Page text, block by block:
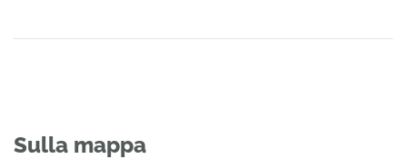
Sulla mappa